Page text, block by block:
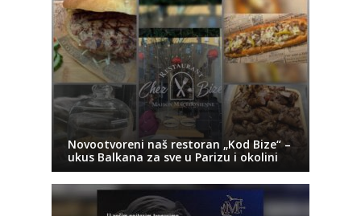
Novootvoreni naš restoran „Kod Bize“ –
ukus Balkana za sve u Parizu i okolini